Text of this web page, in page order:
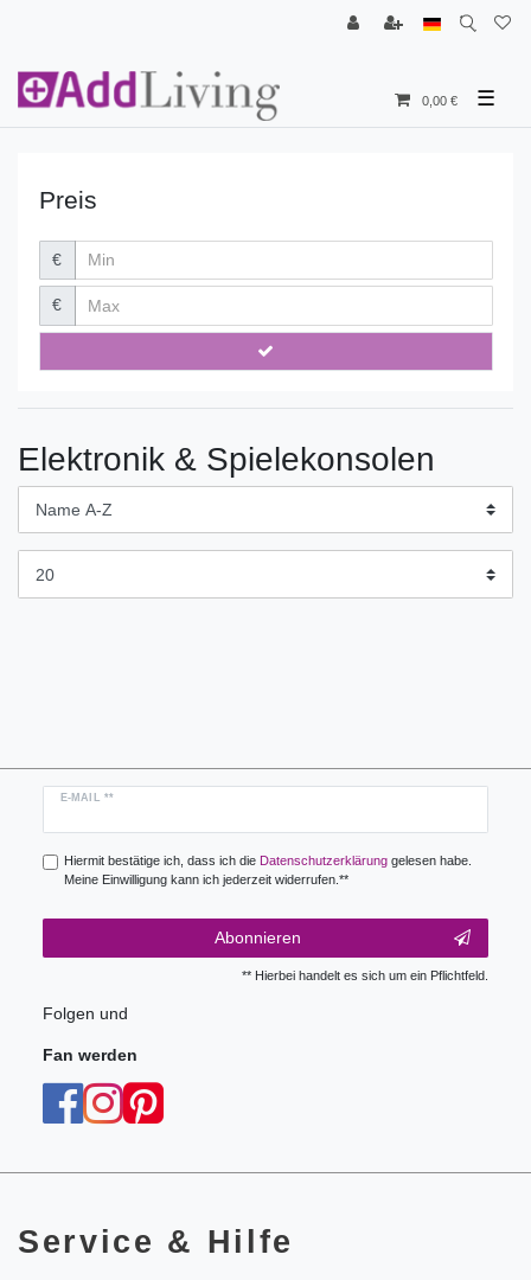
0,00 € ☰
Preis
€
€
Elektronik & Spielekonsolen
E-MAIL **
Newsletter
Hiermit bestätige ich, dass ich die Daten­schutz­erklärunggelesen habe.
Meine Einwilligung kann ich jederzeit widerrufen.**
Abonnieren
** Hierbei handelt es sich um ein Pflichtfeld.
Folgen und
Fan werden
Service & Hilfe